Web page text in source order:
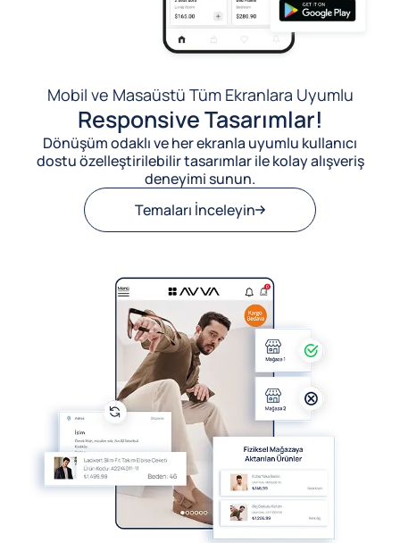
Mobil ve Masaüstü Tüm Ekranlara Uyumlu
Responsive Tasarımlar!
Dönüşüm odaklı ve her ekranla uyumlu kullanıcı
dostu özelleştirilebilir tasarımlar ile kolay alışveriş
deneyimi sunun.
Temaları İnceleyin